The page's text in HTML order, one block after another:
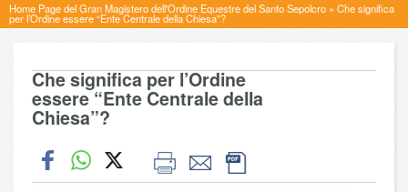
Home Page del Gran Magistero dell'Ordine Equestre del Santo Sepolcro » Che significa
per l’Ordine essere “Ente Centrale della Chiesa”?
Che significa per l’Ordine
essere “Ente Centrale della
Chiesa”?